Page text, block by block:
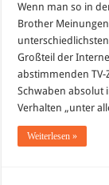
Wenn man so in
Brother
Großteil der
abstimmenden
Schwaben absolut
Verhalten „unter
Weiterlesen »